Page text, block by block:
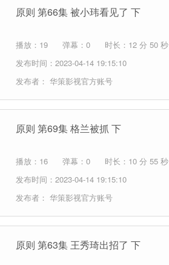
原则 第66集 被小玮看见了 下
播放：19 弹幕：0
时长：12 分 50 秒
发布时间：2023-04-14 19:15:10
发布者： 华策影视官方账号
原则 第69集 格兰被抓 下
播放：16 弹幕：0
时长：10 分 55 秒
发布时间：2023-04-14 19:15:10
发布者： 华策影视官方账号
原则 第63集 王秀琦出招了 下